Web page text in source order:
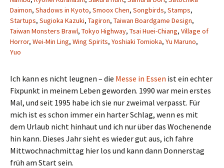
Daimon, Shadows in Kyoto, Smoox Chen, Songbirds, Stamps,
Startups, Sugioka Kazuki, Tagiron, Taiwan Boardgame Design,
Taiwan Monsters Brawl, Tokyo Highway, Tsai Huei-Chiang, Village of
Horror, Wei-Min Ling, Wing Spirits, Yoshiaki Tomioka, Yu Maruno,
Yuo
Ich kann es nicht leugnen – die Messe in Essen ist ein echter
Fixpunkt in meinem Leben geworden. 1990 war mein erstes
Mal, und seit 1995 habe ich sie nur zweimal verpasst. Für
mich ist es schon immer ein harter Schlag, wenn es mit
dem Urlaub nicht hinhaut und ich nur über das Wochenende
hin kann. Dieses Jahr sieht es wieder gut aus, ich fahre
Mittwochnachmittag hier los und kann dann Donnerstag
früh am Start sein.